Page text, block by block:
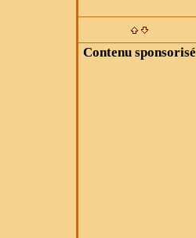
Contenu sponsorisé